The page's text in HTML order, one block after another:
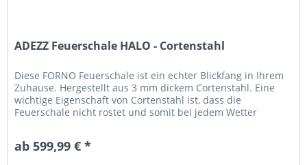
ADEZZ Feuerschale HALO - Cortenstahl
Diese FORNO Feuerschale ist ein echter Blickfang in Ihrem
Zuhause. Hergestellt aus 3 mm dickem Cortenstahl. Eine
wichtige Eigenschaft von Cortenstahl ist, dass die
Feuerschale nicht rostet und somit bei jedem Wetter
ab 599,99 € *